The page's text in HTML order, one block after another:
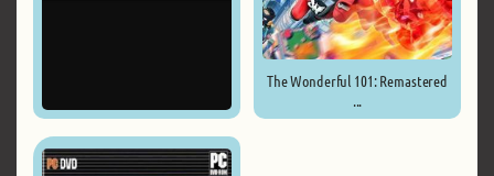
The Wonderful 101: Remastered
...